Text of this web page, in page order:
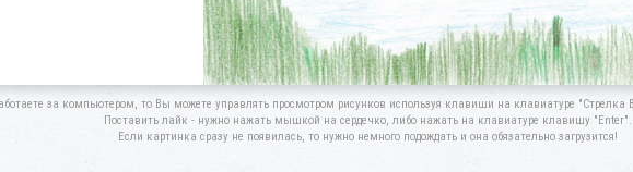
за компьютером, то Вы можете управлять просмотром рисунков используя клавиши на клавиатуре "Стрелка
Поставить лайк - нужно нажать мышкой на сердечко, либо нажать на клавиатуре клавишу "Enter".
Если картинка сразу не появилась, то нужно немного подождать и она обязательно загрузится!